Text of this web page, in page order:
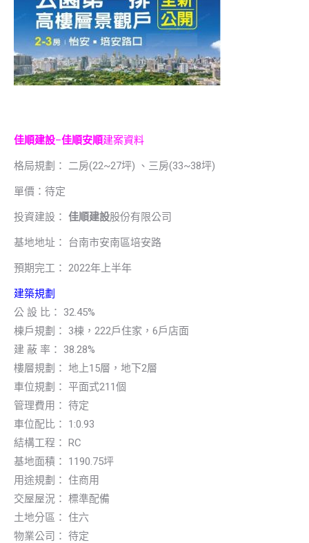
佳順建設–佳順安順建案資料
格局規劃： 二房(22~27坪) 、三房(33~38坪)
單價：待定
投資建設： 佳順建設股份有限公司
基地地址： 台南市安南區培安路
預期完工： 2022年上半年
建築規劃
公 設 比： 32.45%
棟戶規劃： 3棟，222戶住家，6戶店面
建 蔽 率： 38.28%
樓層規劃： 地上15層，地下2層
車位規劃： 平面式211個
管理費用： 待定
車位配比： 1:0.93
結構工程： RC
基地面積： 1190.75坪
用途規劃： 住商用
交屋屋況： 標準配備
土地分區： 住六
物業公司： 待定